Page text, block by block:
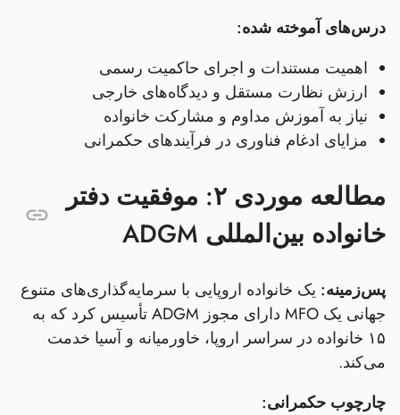
درس‌های آموخته شده:
اهمیت مستندات و اجرای حاکمیت رسمی
ارزش نظارت مستقل و دیدگاه‌های خارجی
نیاز به آموزش مداوم و مشارکت خانواده
مزایای ادغام فناوری در فرآیندهای حکمرانی
مطالعه موردی ۲: موفقیت دفتر
خانواده بین‌المللی ADGM
پس‌زمینه: یک خانواده اروپایی با سرمایه‌گذاری‌های متنوع
جهانی یک MFO دارای مجوز ADGM تأسیس کرد که به
۱۵ خانواده در سراسر اروپا، خاورمیانه و آسیا خدمت
می‌کند.
چارچوب حکمرانی: